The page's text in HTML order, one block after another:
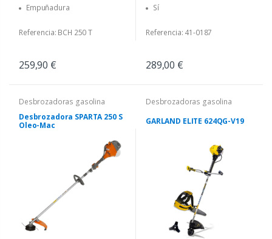
mm con hilo Ø 2,40 mm - disco
de 3 dientes Ø 255 mm
Empuñadura
Referencia: BCH 250 T
259,90 €
Sí
Referencia: 41-0187
289,00 €
Desbrozadoras gasolina
Desbrozadora SPARTA 250 S
Oleo-Mac
Desbrozadoras gasolina
GARLAND ELITE 624QG-V19